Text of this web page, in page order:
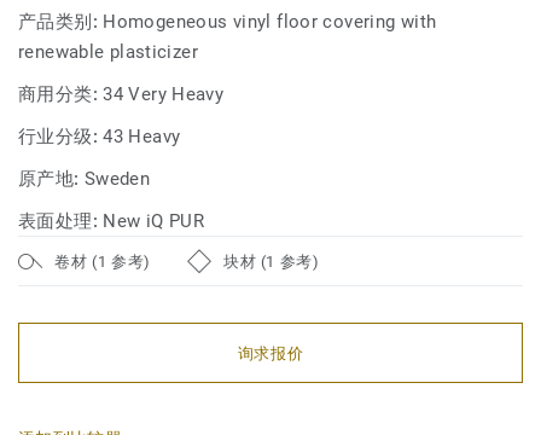
产品类别: Homogeneous vinyl floor covering with
renewable plasticizer
商用分类:34 Very Heavy
行业分级:43 Heavy
原产地: Sweden
表面处理: New iQ PUR
卷材 (1 参考) 块材 (1 参考)
询求报价